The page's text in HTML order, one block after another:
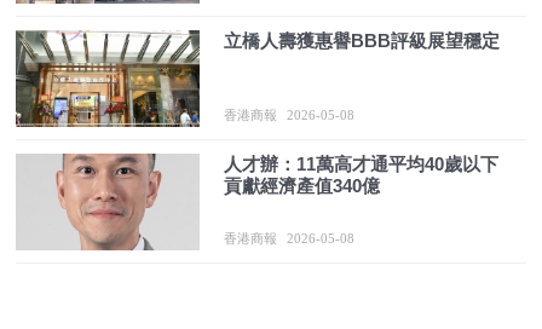
立橋人壽獲惠譽BBB評級展望穩定
香港商報 2026-05-08
人才辦：11萬高才通平均40歲以下
貢獻經濟產值340億
香港商報 2026-05-08